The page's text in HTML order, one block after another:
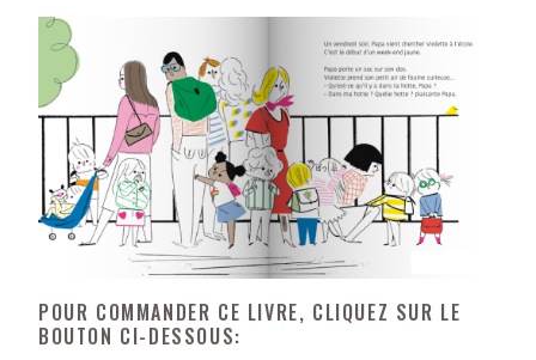
POUR COMMANDER CE LIVRE, CLIQUEZ SUR LE
BOUTON CI-DESSOUS: